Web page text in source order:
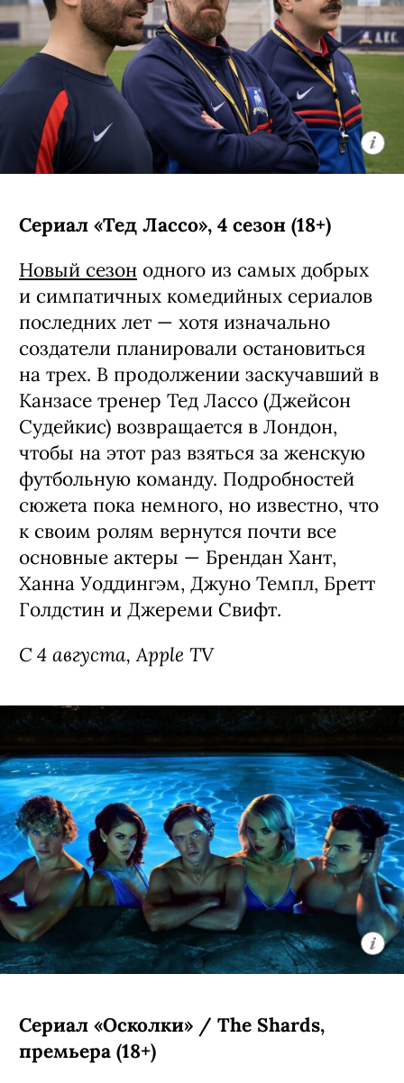
Сериал «Тед Лассо», 4 сезон (18+)
Новый сезон одного из самых добрых
и симпатичных комедийных сериалов
последних лет — хотя изначально
создатели планировали остановиться
на трех. В продолжении заскучавший в
Канзасе тренер Тед Лассо (Джейсон
Судейкис) возвращается в Лондон,
чтобы на этот раз взяться за женскую
футбольную команду. Подробностей
сюжета пока немного, но известно, что
к своим ролям вернутся почти все
основные актеры — Брендан Хант,
Ханна Уоддингэм, Джуно Темпл, Бретт
Голдстин и Джереми Свифт.
С 4 августа, Apple TV
Сериал «Осколки» / The Shards,
премьера (18+)